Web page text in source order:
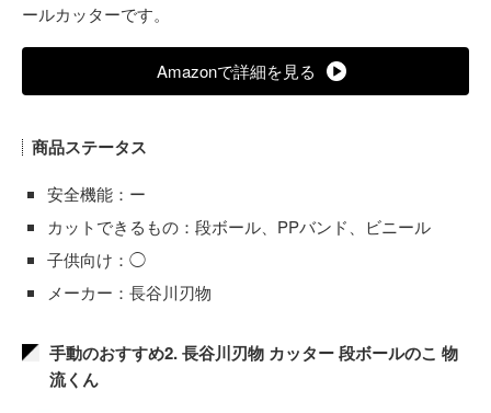
ールカッターです。
Amazonで詳細を見る
商品ステータス
安全機能：ー
カットできるもの：段ボール、PPバンド、ビニール
子供向け：◯
メーカー：長谷川刃物
手動のおすすめ2. 長谷川刃物 カッター 段ボールのこ 物
流くん